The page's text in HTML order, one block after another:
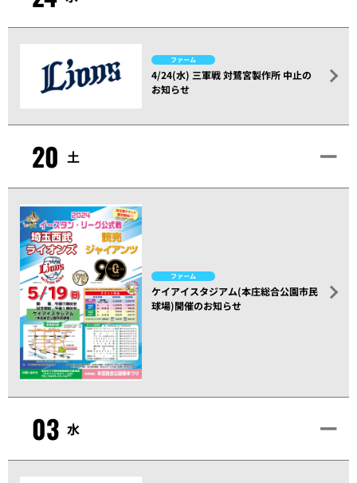
ファーム
4/24(水) 三軍戦 対鷺宮製作所 中止の
お知らせ
20 土
ファーム
ケイアイスタジアム(本庄総合公園市民
球場)開催のお知らせ
03 水